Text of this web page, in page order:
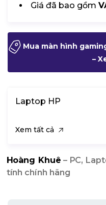
Giá đã bao gồm
Mua màn hình
–
Laptop HP
Xem tất cả
Hoàng Khuê – PC,
tính chính hãng